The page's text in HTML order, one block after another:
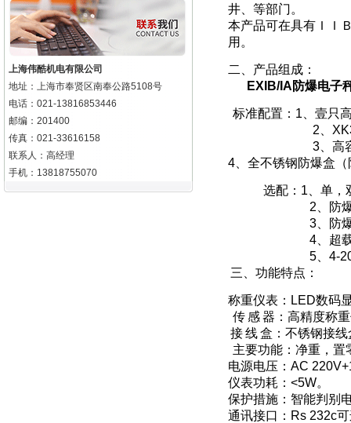
上海伟酷机电有限公司
地址：上海市奉贤区南奉公路5108号
电话：021-13816853446
邮编：201400
传真：021-33616158
联系人：高经理
手机：13818755070
井、等部门。
本产品可在具有ＩＩ
用。
二、产品组成：
EXIB/IA 防爆电子
标准配置： 1 、壹只
2
3 、
4 、全不锈钢防爆盒
选配： 1 、单
2 、防
3 、防
4 、超
5
4-
三、功能特点：
称重仪表： LED数码
传感器：高精度称
接线盒：不锈钢接线
主要功能：净重，置
电源电压： AC
仪表功耗： <5W。
保护措施：智能判别
通讯接口： Rs 232c